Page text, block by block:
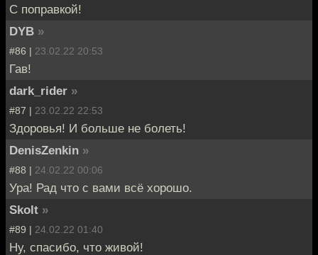
С поправкой!
DYB »
#86 | 23.02.22 20:53
Гав!
dark_rider »
#87 | 23.02.22 22:53
Здоровья! И больше не болеть!
DenisZenkin »
#88 | 24.02.22 00:06
Ура! Рад что с вами всё хорошо.
Skolt »
#89 | 24.02.22 01:40
Ну, спасибо, что живой!